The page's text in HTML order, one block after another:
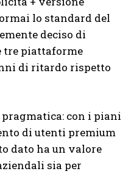
lo standard del
deciso di
tre piattaforme
di ritardo rispetto
pragmatica: con i piani
di utenti premium
dato ha un valore
sia per